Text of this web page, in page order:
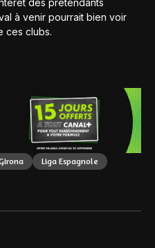
à venir pourrait bien voir
ces clubs.
Liga Espagnole